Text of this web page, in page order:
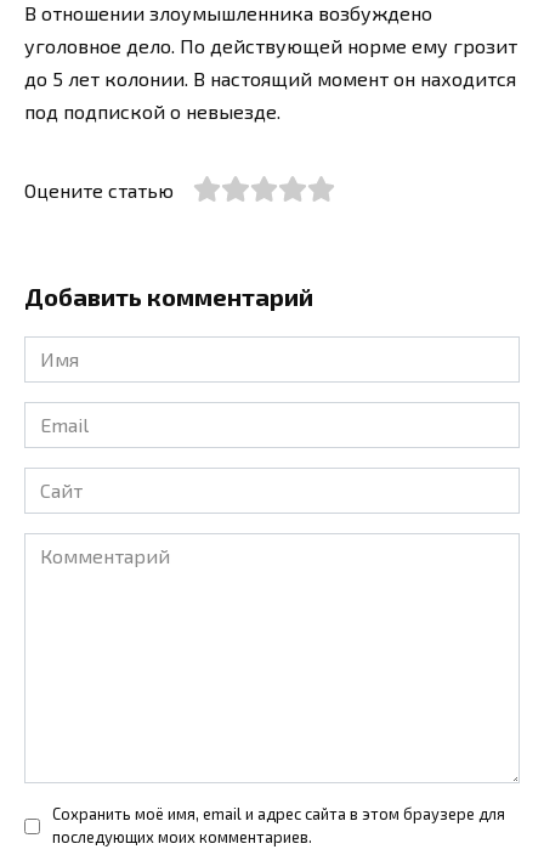
В отношении злоумышленника возбуждено
уголовное дело. По действующей норме ему грозит
до 5 лет колонии. В настоящий момент он находится
под подпиской о невыезде.
Оцените статью
Добавить комментарий
Имя
*
Email
*
Сайт
Комментарий
Сохранить моё имя, email и адрес сайта в этом браузере для
последующих моих комментариев.